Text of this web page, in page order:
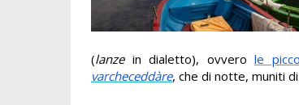
(lanze in dialetto), ovverole
varcheceddàre, che di notte, muniti